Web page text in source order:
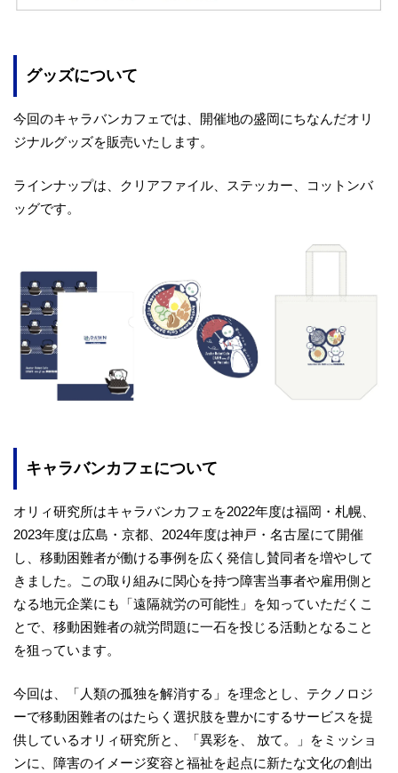
グッズについて
今回のキャラバンカフェでは、開催地の盛岡にちなんだオリ
ジナルグッズを販売いたします。
ラインナップは、クリアファイル、ステッカー、コットンバ
ッグです。
キャラバンカフェについて
オリィ研究所はキャラバンカフェを2022年度は福岡・札幌、
2023年度は広島・京都、2024年度は神戸・名古屋にて開催
し、移動困難者が働ける事例を広く発信し賛同者を増やして
きました。この取り組みに関心を持つ障害当事者や雇用側と
なる地元企業にも「遠隔就労の可能性」を知っていただくこ
とで、移動困難者の就労問題に一石を投じる活動となること
を狙っています。
今回は、「人類の孤独を解消する」を理念とし、テクノロジ
ーで移動困難者のはたらく選択肢を豊かにするサービスを提
供しているオリィ研究所と、「異彩を、 放て。」をミッショ
ンに、障害のイメージ変容と福祉を起点に新たな文化の創出